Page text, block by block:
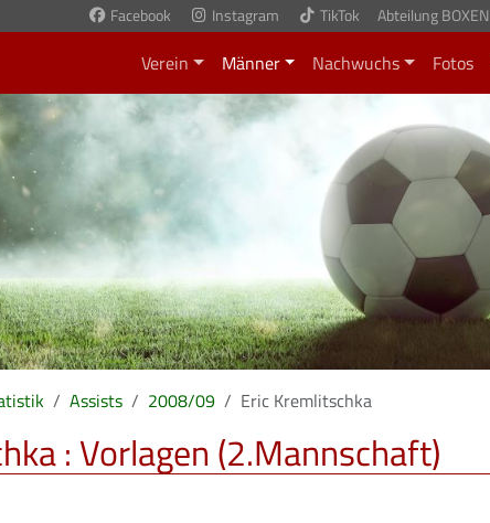
Facebook Instagram TikTok Abteilung BOXEN
Verein Männer Nachwuchs Fotos
Assists 2008/09 Eric Kremlitschka
: Vorlagen (2.Mannschaft)